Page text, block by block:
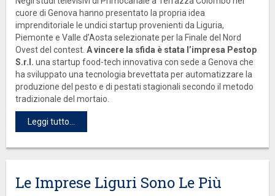
cuore di Genova hanno presentato la propria idea
imprenditoriale le undici startup provenienti da Liguria,
Piemonte e Valle d’Aosta selezionate per la Finale del Nord
Ovest del contest. A vincere la sfida è stata l’impresa Pestop
S.r.l. una startup food-tech innovativa con sede a Genova che
ha sviluppato una tecnologia brevettata per automatizzare la
produzione del pesto e di pestati stagionali secondo il metodo
tradizionale del mortaio.
Leggi tutto...
Le Imprese Liguri Sono Le Più